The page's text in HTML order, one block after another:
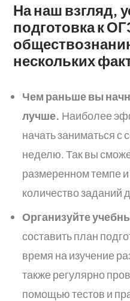
На наш взгляд,
подготовка к
нескольких
Чем раньше вы
лучше. Наиболее
начать заниматься с
неделю. Так вы
размеренном темпе
количество заданий
Организуйте
составить план
время на изучение
также регулярно
помощью тестов и